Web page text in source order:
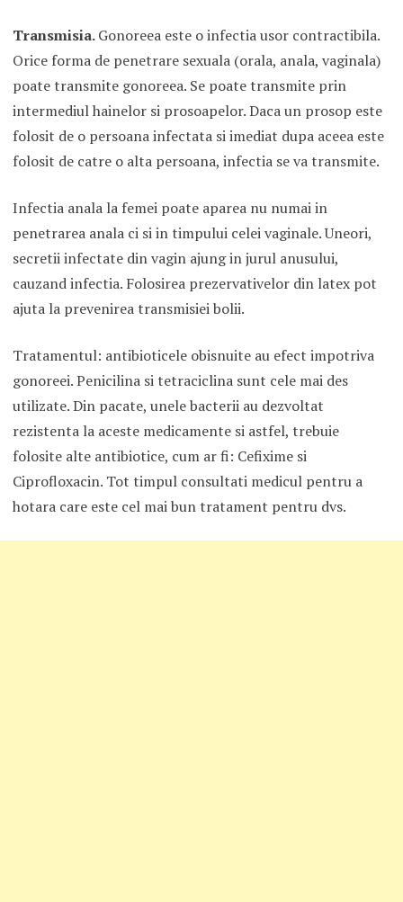
Transmisia.Gonoreea este o infectia usor contractibila.
Orice forma de penetrare sexuala (orala, anala, vaginala)
poate transmite gonoreea. Se poate transmite prin
intermediul hainelor si prosoapelor. Daca un prosop este
folosit de o persoana infectata si imediat dupa aceea este
folosit de catre o alta persoana, infectia se va transmite.
Infectia anala la femei poate aparea nu numai in
penetrarea anala ci si in timpului celei vaginale. Uneori,
secretii infectate din vagin ajung in jurul anusului,
cauzand infectia. Folosirea prezervativelor din latex pot
ajuta la prevenirea transmisiei bolii.
Tratamentul: antibioticele obisnuite au efect impotriva
gonoreei. Penicilina si tetraciclina sunt cele mai des
utilizate. Din pacate, unele bacterii au dezvoltat
rezistenta la aceste medicamente si astfel, trebuie
folosite alte antibiotice, cum ar fi: Cefixime si
Ciprofloxacin. Tot timpul consultati medicul pentru a
hotara care este cel mai bun tratament pentru dvs.